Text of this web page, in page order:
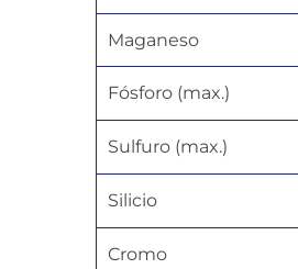
Maganeso
Fósforo (max.)
Sulfuro (max.)
Silicio
Cromo